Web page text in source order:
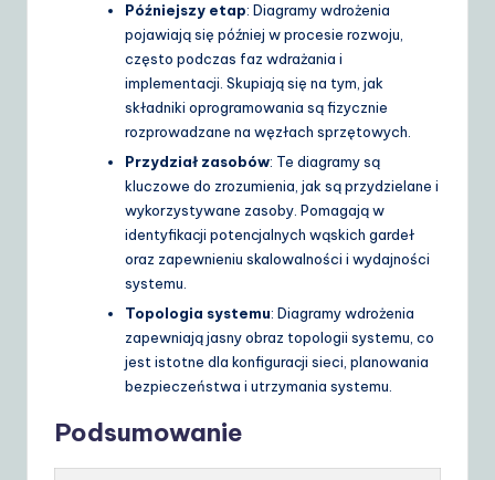
Późniejszy etap: Diagramy wdrożenia
pojawiają się później w procesie rozwoju,
często podczas faz wdrażania i
implementacji. Skupiają się na tym, jak
składniki oprogramowania są fizycznie
rozprowadzane na węzłach sprzętowych.
Przydział zasobów: Te diagramy są
kluczowe do zrozumienia, jak są przydzielane i
wykorzystywane zasoby. Pomagają w
identyfikacji potencjalnych wąskich gardeł
oraz zapewnieniu skalowalności i wydajności
systemu.
Topologia systemu: Diagramy wdrożenia
zapewniają jasny obraz topologii systemu, co
jest istotne dla konfiguracji sieci, planowania
bezpieczeństwa i utrzymania systemu.
Podsumowanie